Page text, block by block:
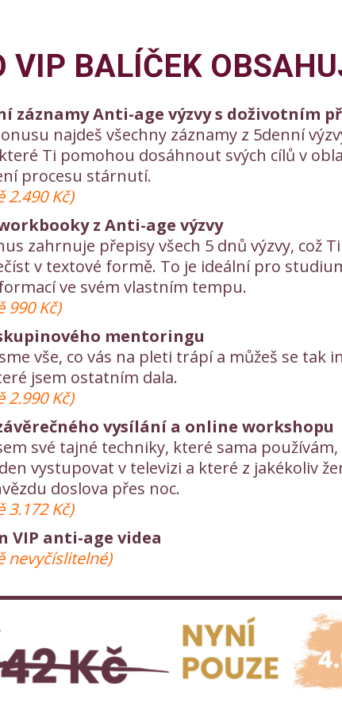
VIP BALÍČEK
záznamy Anti-age výzvy s doživotním
najdeš všechny záznamy z 5denní
Ti pomohou dosáhnout svých cílů v
procesu stárnutí.
2.490 Kč)
z Anti-age výzvy
zahrnuje přepisy všech 5 dnů výzvy, což
v textové formě. To je ideální pro
ve svém vlastním tempu.
990 Kč)
mentoringu
vše, co vás na pleti trápí a můžeš se tak
jsem ostatním dala.
2.990 Kč)
vysílání a online workshopu
své tajné techniky, které sama
vystupovat v televizi a které z jakékoliv
doslova přes noc.
3.172 Kč)
VIP anti-age videa
nevyčíslitelné)